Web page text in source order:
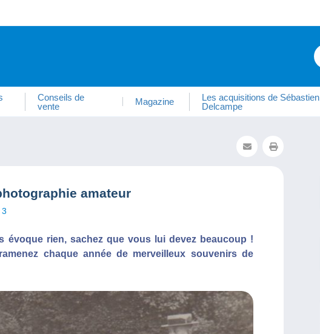
Conseils de
vente
Magazine
Les acquisitions de Sébastien
Delcampe
amateur
3
évoque rien, sachez que vous lui devez beaucoup !
chaque année de merveilleux souvenirs de